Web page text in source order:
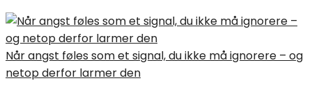
Når angst føles som et signal, du ikke må ignorere – og
netop derfor larmer den